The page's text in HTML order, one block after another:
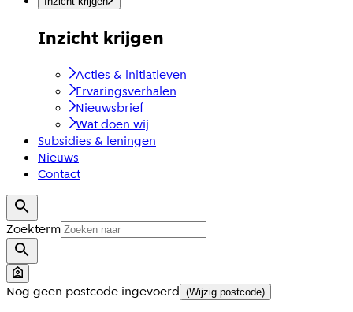
Inzicht krijgen
Acties & initiatieven
Ervaringsverhalen
Nieuwsbrief
Wat doen wij
Subsidies & leningen
Nieuws
Contact
Zoekterm
Nog geen postcode ingevoerd (Wijzig postcode)